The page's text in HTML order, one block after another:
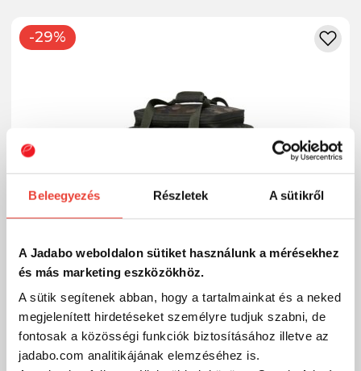
Beleegyezés Részletek A sütikről
A Jadabo weboldalon sütiket használunk a mérésekhez
és más marketing eszközökhöz.
A sütik segítenek abban, hogy a tartalmainkat és a neked
megjelenített hirdetéseket személyre tudjuk szabni, de
fontosak a közösségi funkciók biztosításához illetve az
jadabo.com analitikájának elemzéséhez is.
-29%
Prologic AVENGER CARRYALL M horgász táska
17 092 Ft